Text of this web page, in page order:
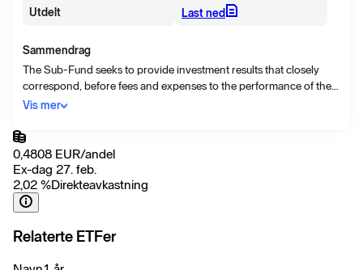
Utdelt
Last ned
Sammendrag
The Sub-Fund seeks to provide investment results that closely
correspond, before fees and expenses to the performance of the
FTSE Goldman Sachs China Government Bond Index . The Index
denominated fixed-rate government bonds issued in mainland
China.
Vis mer
0,4808 EUR/andel
Ex-dag 27. feb.
2,02 %Direkteavkastning
Relaterte ETFer